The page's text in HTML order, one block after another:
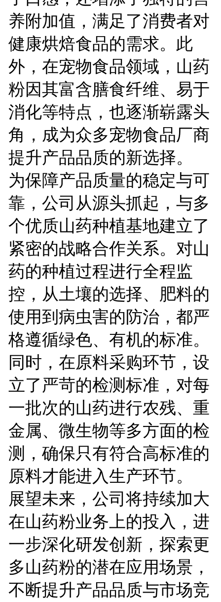
养附加值，满足了消费者对
健康烘焙食品的需求。此
外，在宠物食品领域，山药
粉因其富含膳食纤维、易于
消化等特点，也逐渐崭露头
角，成为众多宠物食品厂商
提升产品品质的新选择。
为保障产品质量的稳定与可
靠，公司从源头抓起，与多
个优质山药种植基地建立了
紧密的战略合作关系。对山
药的种植过程进行全程监
控，从土壤的选择、肥料的
使用到病虫害的防治，都严
格遵循绿色、有机的标准。
同时，在原料采购环节，设
立了严苛的检测标准，对每
一批次的山药进行农残、重
金属、微生物等多方面的检
测，确保只有符合高标准的
原料才能进入生产环节。
展望未来，公司将持续加大
在山药粉业务上的投入，进
一步深化研发创新，探索更
多山药粉的潜在应用场景，
不断提升产品品质与市场竞